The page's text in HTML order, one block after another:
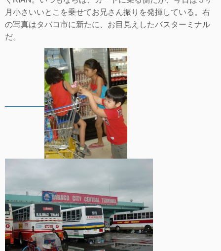
月小さいいとこを乗せてお兄さん振りを発揮している。右
の写真はタバコ市に新たに、お目見えしたバスターミナル
だ。